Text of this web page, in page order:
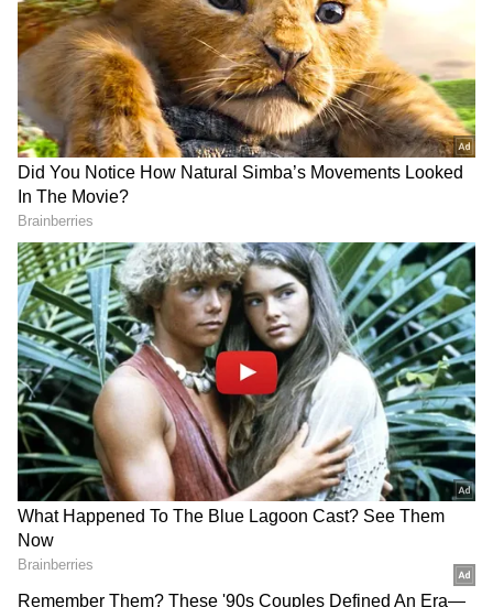
2
7
Jaipur, Sambhar, Rajasthan, Salt City, salt
lake, Salt Train, Salt
சம்பாருக்குள் நுழையும்போது, ​​ஏரியின்
விரிவுதான் முதலில் தெரியும். சம்பார் ஏரி,
ஆயிரம் ஆண்டுகளுக்கும் மேலாக
இந்தியாவின் உப்பு உற்பத்தி வரலாற்றின்
ஒரு பகுதியாக இருந்து வருகிறது. இந்த